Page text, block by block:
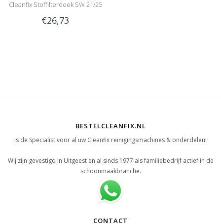
Cleanfix Stoffilterdoek SW 21/25
€26,73
BESTELCLEANFIX.NL
is de Specialist voor al uw Cleanfix reinigingsmachines & onderdelen!
Wij zijn gevestigd in Uitgeest en al sinds 1977 als familiebedrijf actief in de
schoonmaakbranche.
CONTACT